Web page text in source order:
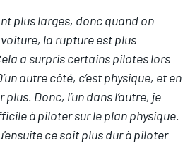
plus larges, donc quand on
la rupture est plus
a surpris certains pilotes lors
autre côté, c’est physique, et en
Donc, l’un dans l’autre, je
à piloter sur le plan physique.
ce soit plus dur à piloter